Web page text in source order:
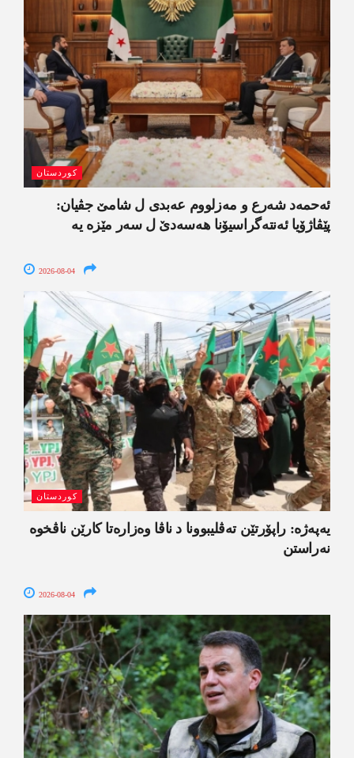
کوردستان
ئەحمەد شەرع و مەزلووم عەبدی ل شامێ جڤیان:
پێڤاژۆیا ئەنتەگراسیۆنا ھەسەدێ ل سەر مێزە یە
2026-08-04
کوردستان
یەپەژە: راپۆرتێن تەڤلیبوونا د ناڤا وەزارەتا کارێن ناڤخوە
نەراستن
2026-08-04